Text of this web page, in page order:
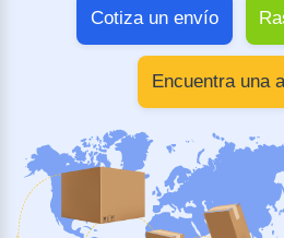
Cotiza un envío
Encuentra una